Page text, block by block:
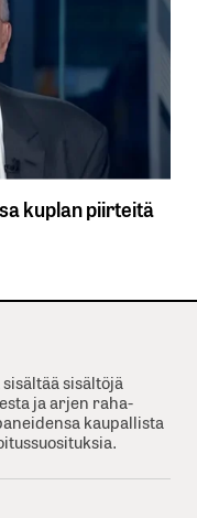
kuplan piirteitä
sisältöjä
ja arjen raha-
kaupallista